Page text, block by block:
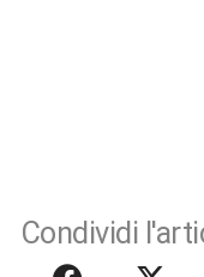
Condividi